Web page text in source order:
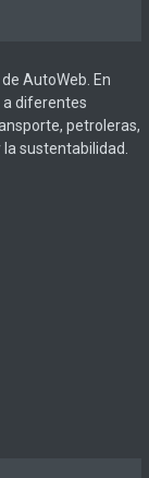
AutoWeb. En
a diferentes
petroleras,
sustentabilidad.